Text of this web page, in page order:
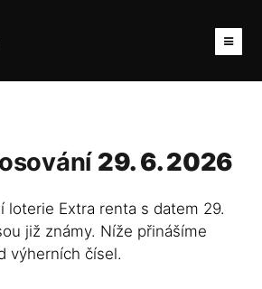
29. 6. 2026
loterie Extra renta s datem 29.
již známy. Níže přinášíme
výherních čísel.